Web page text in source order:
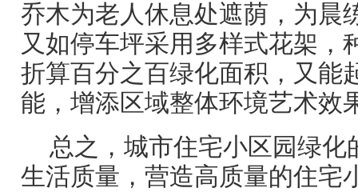
乔木为老人休息处遮荫，为晨
又如停车坪采用多样式花架，
折算百分之百绿化面积，又能
能，增添区域整体环境艺术效
总之，城市住宅小区园绿化
生活质量，营造高质量的住宅